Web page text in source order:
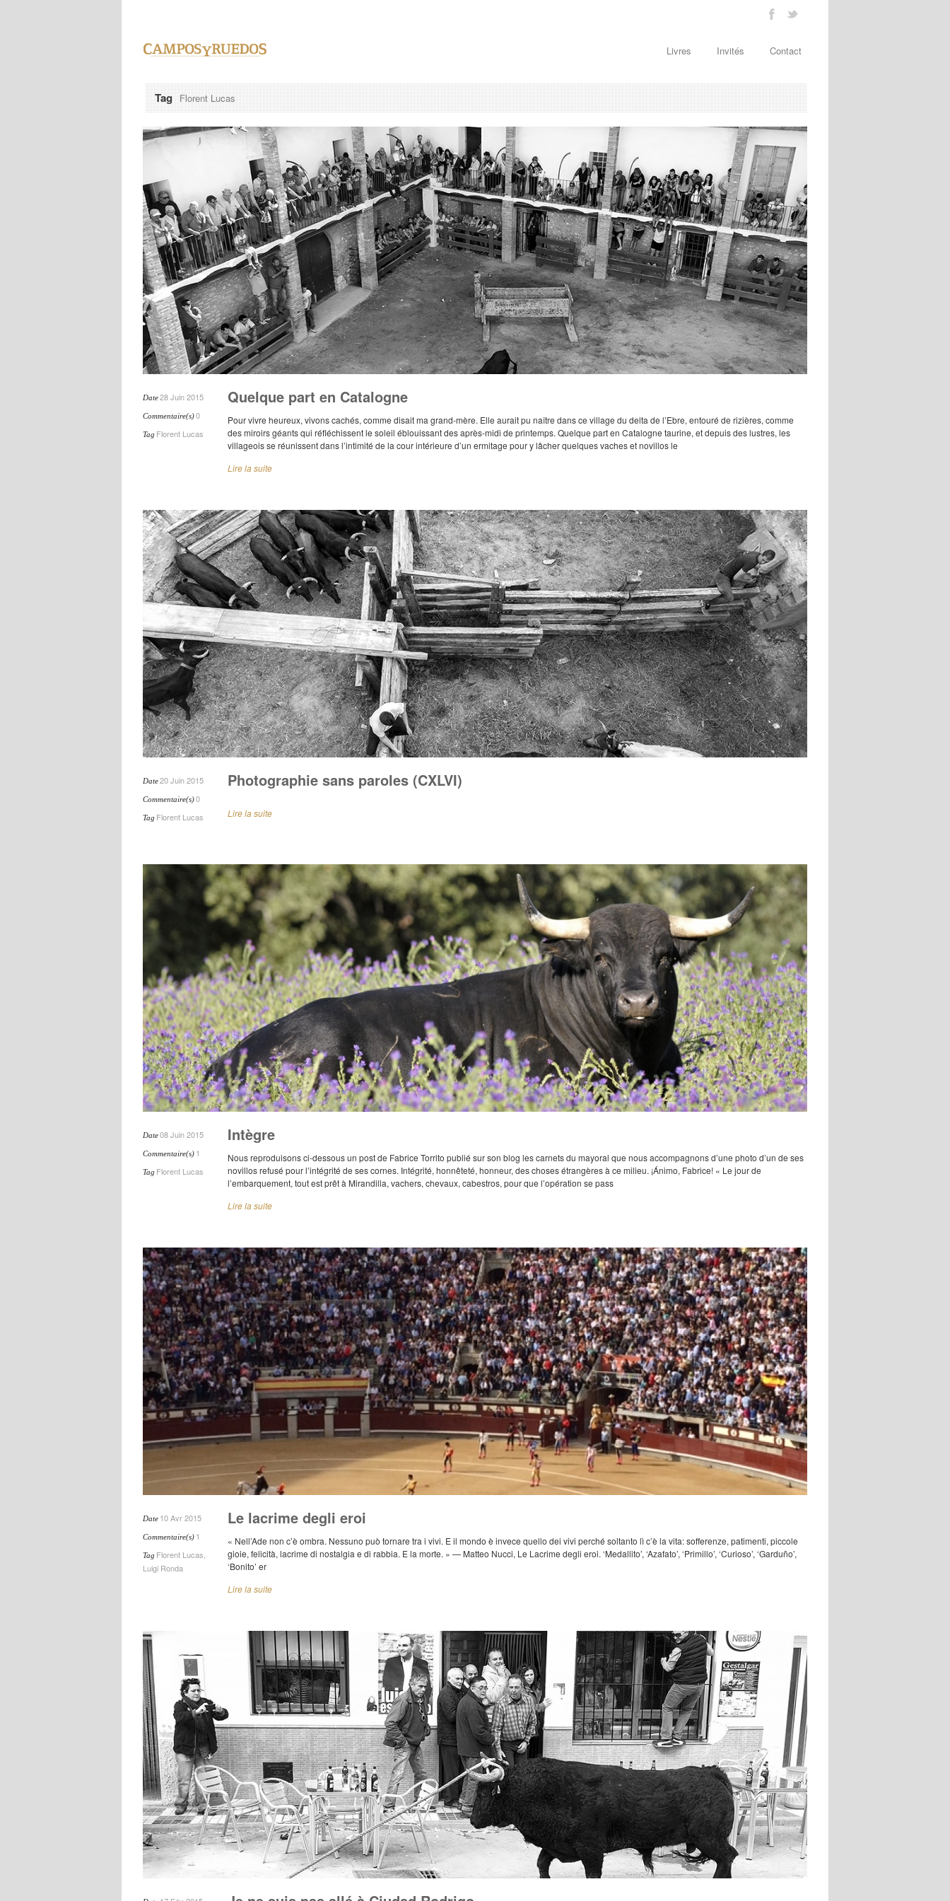
Livres Invités Contact
Tag Florent Lucas
Date28 Juin 2015
Commentaire(s)0
Tag Florent Lucas
Quelque part en Catalogne
Pour vivre heureux, vivons cachés, comme disait ma grand-mère. Elle aurait pu naître dans ce village du delta de l’Ebre, entouré de rizières, comme
des miroirs géants qui réfléchissent le soleil éblouissant des après-midi de printemps. Quelque part en Catalogne taurine, et depuis des lustres, les
villageois se réunissent dans l’intimité de la cour intérieure d’un ermitage pour y lâcher quelques vaches et novillos le
Lire la suite
Date20 Juin 2015
Commentaire(s)0
Tag Florent Lucas
Photographie sans paroles (CXLVI)
Lire la suite
Date08 Juin 2015
Commentaire(s) 1
Tag Florent Lucas
Intègre
Nous reproduisons ci-dessous un post de Fabrice Torrito publié sur son blog les carnets du mayoral que nous accompagnons d’une photo d’un de ses
novillos refusé pour l’intégrité de ses cornes. Intégrité, honnêteté, honneur, des choses étrangères à ce milieu. ¡Ánimo, Fabrice! « Le jour de
l’embarquement, tout est prêt à Mirandilla, vachers, chevaux, cabestros, pour que l’opération se pass
Lire la suite
Date 10 Avr 2015
Commentaire(s) 1
Tag Florent Lucas
Luigi Ronda
Le lacrime degli eroi
« Nell’Ade non c’è ombra. Nessuno può tornare tra i vivi. E il mondo è invece quello dei vivi perché soltanto lì c’è la vita: sofferenze, patimenti, piccole
gioie, felicità, lacrime di nostalgia e di rabbia. E la morte. » — Matteo Nucci, Le Lacrime degli eroi. ‘Medallito’, ‘Azafato’, ‘Primillo’, ‘Curioso’, ‘Garduño’,
‘Bonito’ er
Lire la suite